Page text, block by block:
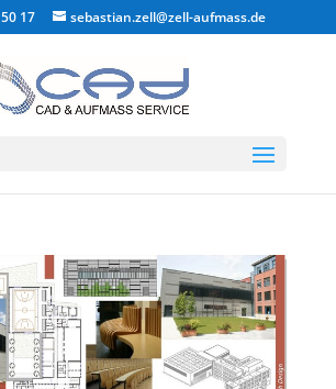
17 sebastian.zell@zell-aufmass.de